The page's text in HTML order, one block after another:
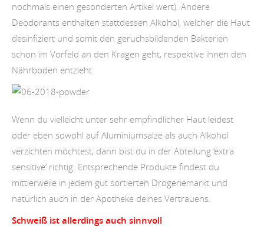
nochmals einen gesonderten Artikel wert). Andere
Deodorants enthalten stattdessen Alkohol, welcher die Haut
desinfiziert und somit den geruchsbildenden Bakterien
schon im Vorfeld an den Kragen geht, respektive ihnen den
Nährboden entzieht.
Wenn du vielleicht unter sehr empfindlicher Haut leidest
oder eben sowohl auf Aluminiumsalze als auch Alkohol
verzichten möchtest, dann bist du in der Abteilung ‘extra
sensitive’ richtig. Entsprechende Produkte findest du
mittlerweile in jedem gut sortierten Drogeriemarkt und
natürlich auch in der Apotheke deines Vertrauens.
Schweiß ist allerdings auch sinnvoll